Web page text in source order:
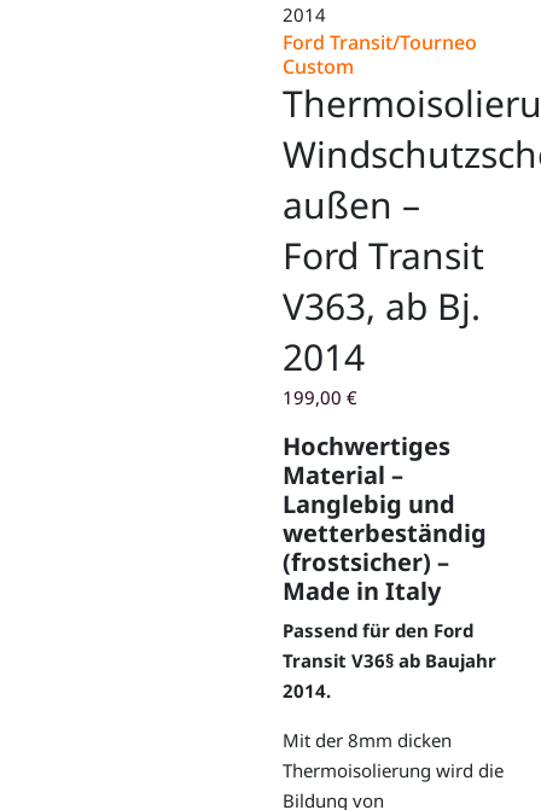
2014
Ford Transit/Tourneo
Custom
außen –
Ford Transit
V363, ab Bj.
2014
199,00 €
Hochwertiges
Material –
Langlebig und
wetterbeständig
(frostsicher) –
Made in Italy
Passend für den Ford
Transit V36§ ab Baujahr
2014.
Mit der 8mm dicken
Thermoisolierung wird die
Bildung von